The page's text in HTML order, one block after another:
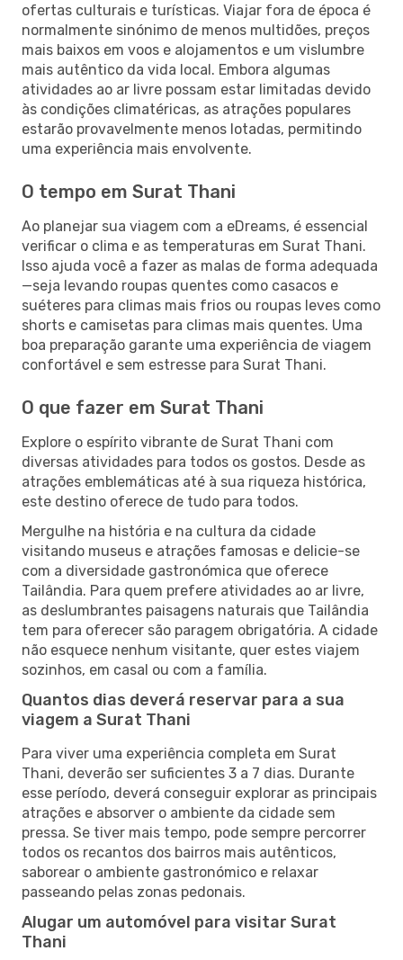
ofertas culturais e turísticas. Viajar fora de época é
normalmente sinónimo de menos multidões, preços
mais baixos em voos e alojamentos e um vislumbre
mais autêntico da vida local. Embora algumas
atividades ao ar livre possam estar limitadas devido
às condições climatéricas, as atrações populares
estarão provavelmente menos lotadas, permitindo
uma experiência mais envolvente.
O tempo em Surat Thani
Ao planejar sua viagem com a eDreams, é essencial
verificar o clima e as temperaturas em Surat Thani.
Isso ajuda você a fazer as malas de forma adequada
—seja levando roupas quentes como casacos e
suéteres para climas mais frios ou roupas leves como
shorts e camisetas para climas mais quentes. Uma
boa preparação garante uma experiência de viagem
confortável e sem estresse para Surat Thani.
O que fazer em Surat Thani
Explore o espírito vibrante de Surat Thani com
diversas atividades para todos os gostos. Desde as
atrações emblemáticas até à sua riqueza histórica,
este destino oferece de tudo para todos.
Mergulhe na história e na cultura da cidade
visitando museus e atrações famosas e delicie-se
com a diversidade gastronómica que oferece
Tailândia. Para quem prefere atividades ao ar livre,
as deslumbrantes paisagens naturais que Tailândia
tem para oferecer são paragem obrigatória. A cidade
não esquece nenhum visitante, quer estes viajem
sozinhos, em casal ou com a família.
Quantos dias deverá reservar para a sua
viagem a Surat Thani
Para viver uma experiência completa em Surat
Thani, deverão ser suficientes 3 a 7 dias. Durante
esse período, deverá conseguir explorar as principais
atrações e absorver o ambiente da cidade sem
pressa. Se tiver mais tempo, pode sempre percorrer
todos os recantos dos bairros mais autênticos,
saborear o ambiente gastronómico e relaxar
passeando pelas zonas pedonais.
Alugar um automóvel para visitar Surat
Thani